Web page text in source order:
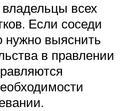
всех
Если соседи
нужно выяснить
в правлении